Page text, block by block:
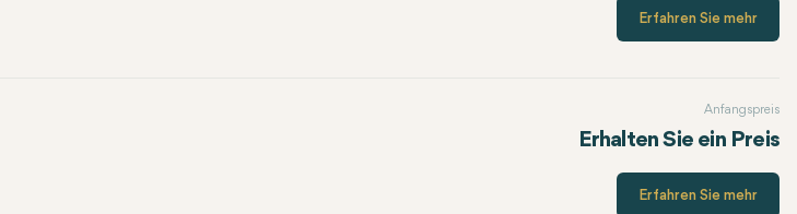
Erfahren Sie mehr
Anfangspreis
Erhalten Sie ein Preis
Erfahren Sie mehr